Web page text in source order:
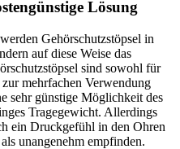
Lösung
Gehörschutzstöpsel in
auf diese Weise das
sind sowohl für
mehrfachen Verwendung
sehr günstige Möglichkeit des
Tragegewicht. Allerdings
ein Druckgefühl in den Ohren
unangenehm empfinden.